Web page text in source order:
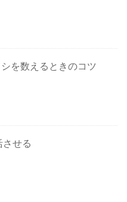
を数えるときのコツ
せる